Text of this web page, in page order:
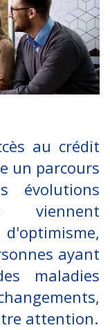
au crédit
un parcours
évolutions
viennent
ayant
maladies
attention.